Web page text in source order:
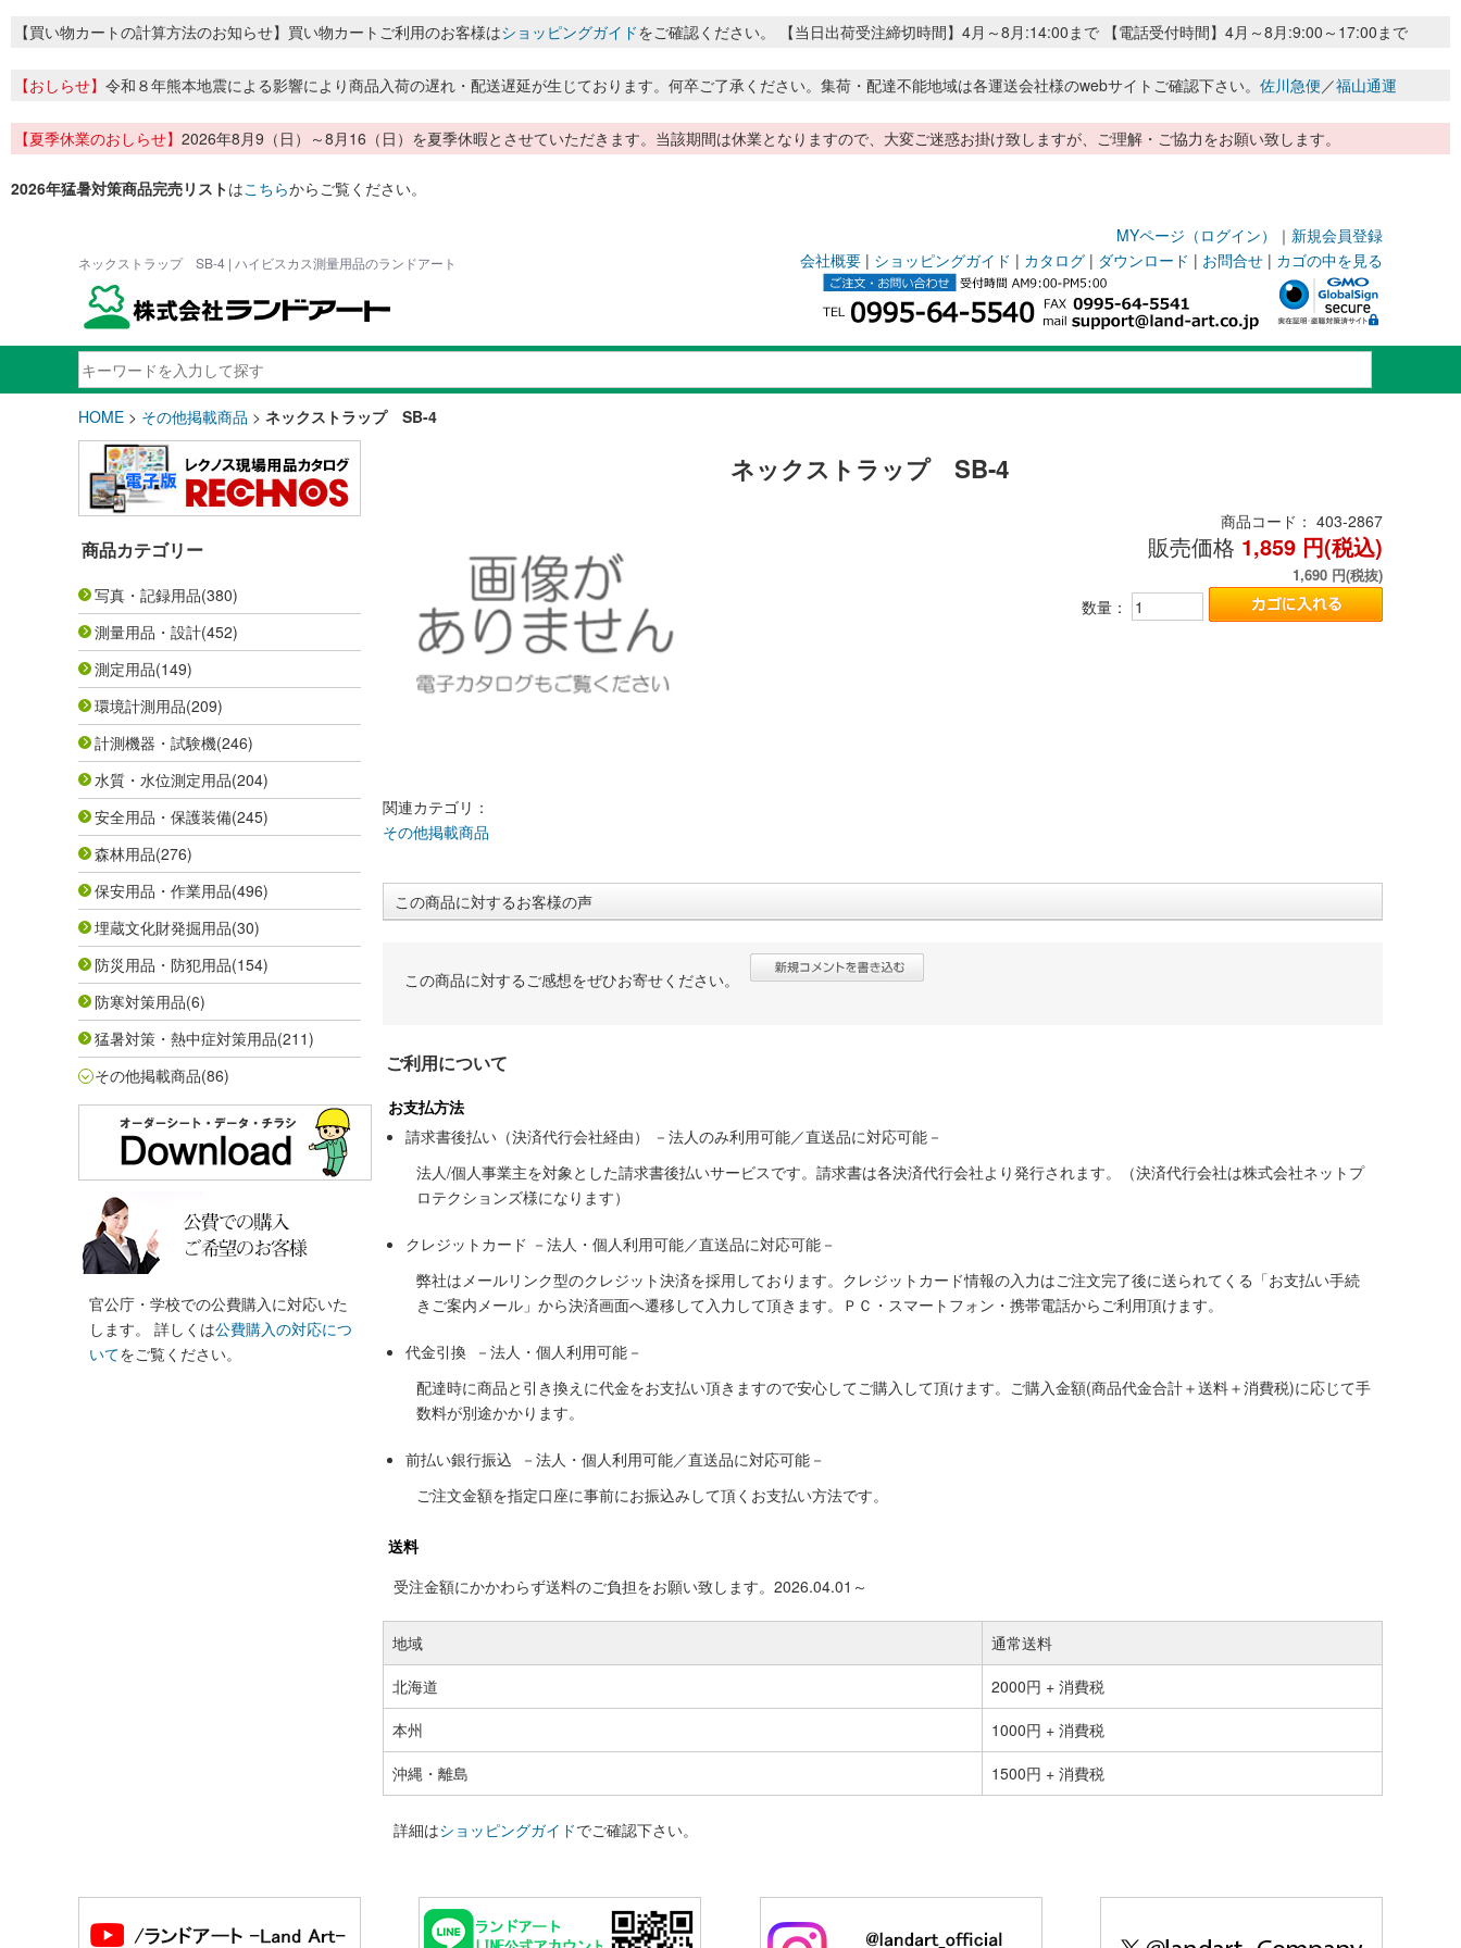
【買い物カートの計算方法のお知らせ】買い物カートご利用のお客様はショッピングガイドをご確認ください。 【当日出荷受注締切時間】4月～8月:14:00まで 【電話受付時間】4月～8月:9:00～17:00まで
【おしらせ】 令和８年熊本地震による影響により商品入荷の遅れ・配送遅延が生じております。何卒ご了承ください。集荷・配達不能地域は各運送会社様のwebサイトご確認下さい。 佐川急便／福山通運
【夏季休業のおしらせ】 2026年8月9（日）～8月16（日）を夏季休暇とさせていただきます。当該期間は休業となりますので、大変ご迷惑お掛け致しますが、ご理解・ご協力をお願い致します。
2026年猛暑対策商品完売リストはこちらからご覧ください。
MYページ（ログイン） ｜ 新規会員登録
ネックストラップ SB-4 | ハイビスカス測量用品のランドアート 会社概要 | ショッピングガイド | カタログ | ダウンロード | お問合せ | カゴの中を見る
HOME > その他掲載商品 > ネックストラップ SB-4
商品カテゴリー
写真・記録用品(380)
測量用品・設計(452)
測定用品(149)
環境計測用品(209)
計測機器・試験機(246)
水質・水位測定用品(204)
安全用品・保護装備(245)
森林用品(276)
保安用品・作業用品(496)
埋蔵文化財発掘用品(30)
防災用品・防犯用品(154)
防寒対策用品(6)
猛暑対策・熱中症対策用品(211)
その他掲載商品(86)
官公庁・学校での公費購入に対応いた
します。 詳しくは公費購入の対応につ
いてをご覧ください。
ネックストラップ SB-4
商品コード： 403-2867
販売価格 1,859 円(税込)
1,690 円(税抜)
数量：
関連カテゴリ：
その他掲載商品
この商品に対するお客様の声
この商品に対するご感想をぜひお寄せください。
ご利用について
お支払方法
請求書後払い（決済代行会社経由） －法人のみ利用可能／直送品に対応可能－
法人/個人事業主を対象とした請求書後払いサービスです。請求書は各決済代行会社より発行されます。（決済代行会社は株式会社ネットプ
ロテクションズ様になります）
クレジットカード －法人・個人利用可能／直送品に対応可能－
弊社はメールリンク型のクレジット決済を採用しております。クレジットカード情報の入力はご注文完了後に送られてくる「お支払い手続
きご案内メール」から決済画面へ遷移して入力して頂きます。ＰＣ・スマートフォン・携帯電話からご利用頂けます。
代金引換 －法人・個人利用可能－
配達時に商品と引き換えに代金をお支払い頂きますので安心してご購入して頂けます。ご購入金額(商品代金合計＋送料＋消費税)に応じて手
数料が別途かかります。
前払い銀行振込 －法人・個人利用可能／直送品に対応可能－
ご注文金額を指定口座に事前にお振込みして頂くお支払い方法です。
送料
受注金額にかかわらず送料のご負担をお願い致します。2026.04.01～
地域
通常送料
北海道
2000円 + 消費税
本州
1000円 + 消費税
沖縄・離島
1500円 + 消費税
詳細はショッピングガイドでご確認下さい。